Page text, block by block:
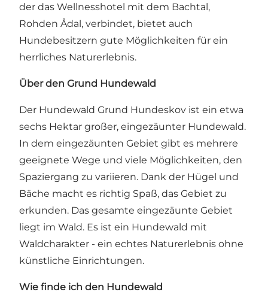
der das Wellnesshotel mit dem Bachtal,
Rohden Ådal, verbindet, bietet auch
Hundebesitzern gute Möglichkeiten für ein
herrliches Naturerlebnis.
Über den Grund Hundewald
Der Hundewald Grund Hundeskov ist ein etwa
sechs Hektar großer, eingezäunter Hundewald.
In dem eingezäunten Gebiet gibt es mehrere
geeignete Wege und viele Möglichkeiten, den
Spaziergang zu variieren. Dank der Hügel und
Bäche macht es richtig Spaß, das Gebiet zu
erkunden. Das gesamte eingezäunte Gebiet
liegt im Wald. Es ist ein Hundewald mit
Waldcharakter - ein echtes Naturerlebnis ohne
künstliche Einrichtungen.
Wie finde ich den Hundewald